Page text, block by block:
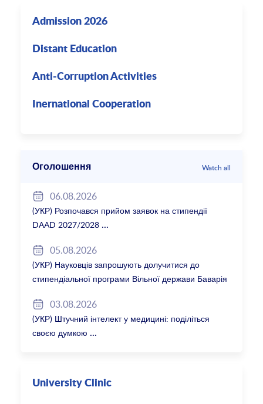
Admission 2026
Distant Education
Anti-Corruption Activities
Inernational Cooperation
Оголошення Watch all
06.08.2026
(УКР) Розпочався прийом заявок на стипендії
DAAD 2027/2028
05.08.2026
(УКР) Науковців запрошують долучитися до
стипендіальної програми Вільної держави Баварія
03.08.2026
(УКР) Штучний інтелект у медицині: поділіться
своєю думкою
University Clinic